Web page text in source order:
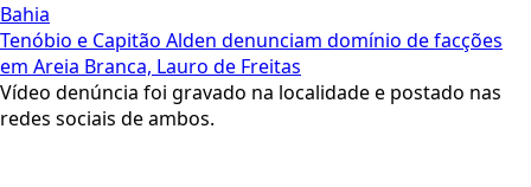
Bahia
Tenóbio e Capitão Alden denunciam domínio de facções
em Areia Branca, Lauro de Freitas
Vídeo denúncia foi gravado na localidade e postado nas
redes sociais de ambos.